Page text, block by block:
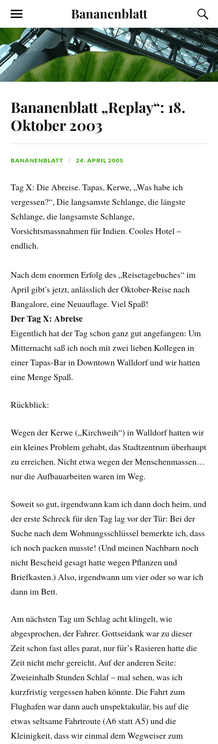
Bananenblatt
Bananenblatt „Replay“: 18.
Oktober 2003
BANANENBLATT 24. APRIL 2005
Tag X: Die Abreise. Tapas, Kerwe, „Was habe ich
vergessen?“, Die langsamste Schlange, die längste
Schlange, die langsamste Schlange,
Vorsichtsmassnahmen für Indien. Cooles Hotel –
endlich.
Nach dem enormen Erfolg des „Reisetagebuches“ im
April gibt’s jetzt, anlässlich der Oktober-Reise nach
Bangalore, eine Neuauflage. Viel Spaß!
Der Tag X: Abreise
Eigentlich hat der Tag schon ganz gut angefangen: Um
Mitternacht saß ich noch mit zwei lieben Kollegen in
einer Tapas-Bar in Downtown Walldorf und wir hatten
eine Menge Spaß.
Rückblick:
Wegen der Kerwe („Kirchweih“) in Walldorf hatten wir
ein kleines Problem gehabt, das Stadtzentrum überhaupt
zu erreichen. Nicht etwa wegen der Menschenmassen…
nur die Aufbauarbeiten waren im Weg.
Soweit so gut, irgendwann kam ich dann doch heim, und
der erste Schreck für den Tag lag vor der Tür: Bei der
Suche nach dem Wohnungsschlüssel bemerkte ich, dass
ich noch packen musste! (Und meinen Nachbarn noch
nicht Bescheid gesagt hatte wegen Pflanzen und
Briefkasten.) Also, irgendwann um vier oder so war ich
dann im Bett.
Am nächsten Tag um Schlag acht klingelt, wie
abgesprochen, der Fahrer. Gottseidank war zu dieser
Zeit schon fast alles parat, nur für’s Rasieren hatte die
Zeit nicht mehr gereicht. Auf der anderen Seite:
Zweieinhalb Stunden Schlaf – mal sehen, was ich
kurzfristig vergessen haben könnte. Die Fahrt zum
Flughafen war dann auch unspektakulär, bis auf die
etwas seltsame Fahrtroute (A6 statt A5) und die
Kleinigkeit, dass wir einmal dem Wegweiser zum